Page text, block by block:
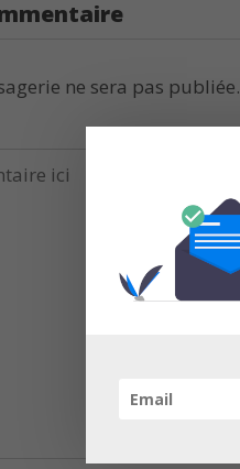
ne sera pas publiée.